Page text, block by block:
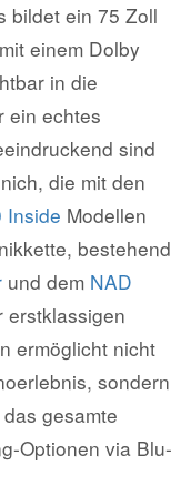
bildet ein 75 Zoll
einem Dolby
in die
ein echtes
sind
die mit den
Inside Modellen
bestehend
und dem NAD
erstklassigen
ermöglicht nicht
sondern
gesamte
Optionen via Blu-